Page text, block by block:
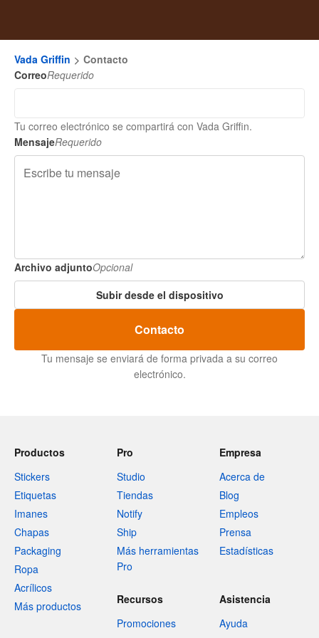
Vada Griffin
Contacto
CorreoRequerido
Tu correo electrónico se compartirá con Vada Griffin.
MensajeRequerido
Archivo adjuntoOpcional
Subir desde el dispositivo
Contacto
Tu mensaje se enviará de forma privada a su correo
electrónico.
Productos
Stickers
Etiquetas
Imanes
Chapas
Packaging
Ropa
Acrílicos
Más productos
Pro
Studio
Tiendas
Notify
Ship
Más herramientas
Pro
Empresa
Acerca de
Blog
Empleos
Prensa
Estadísticas
Recursos
Promociones
Asistencia
Ayuda